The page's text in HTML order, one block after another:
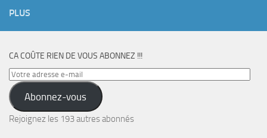
PLUS
CA COÛTE RIEN DE VOUS ABONNEZ !!!
Votre
adresse
e-
mail
Abonnez-vous
Rejoignez les 193 autres abonnés